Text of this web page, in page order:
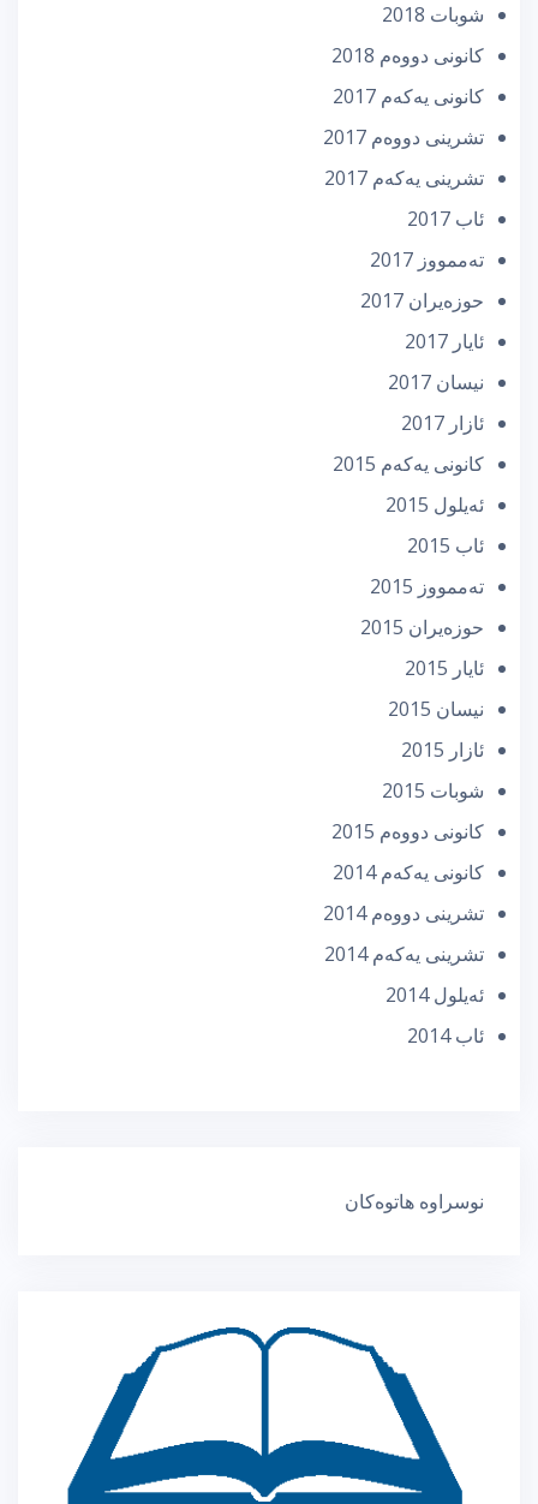
شوبات 2018
كانونی دووه‌م 2018
كانونی یه‌كه‌م 2017
تشرینی دووه‌م 2017
تشرینی یه‌كه‌م 2017
ئاب 2017
تەممووز 2017
حوزه‌یران 2017
ئایار 2017
نیسان 2017
ئازار 2017
كانونی یه‌كه‌م 2015
ئه‌یلول 2015
ئاب 2015
تەممووز 2015
حوزه‌یران 2015
ئایار 2015
نیسان 2015
ئازار 2015
شوبات 2015
كانونی دووه‌م 2015
كانونی یه‌كه‌م 2014
تشرینی دووه‌م 2014
تشرینی یه‌كه‌م 2014
ئه‌یلول 2014
ئاب 2014
نوسراوە هاتوەکان